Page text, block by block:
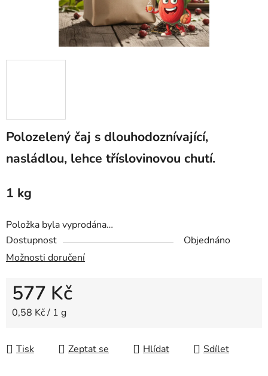
Polozelený čaj s dlouhodoznívající,
nasládlou, lehce tříslovinovou chutí.
1 kg
Položka byla vyprodána…
Dostupnost
Objednáno
Možnosti doručení
577 Kč
Měrná cena:
0,58 Kč / 1 g
Tisk Zeptat se Hlídat Sdílet